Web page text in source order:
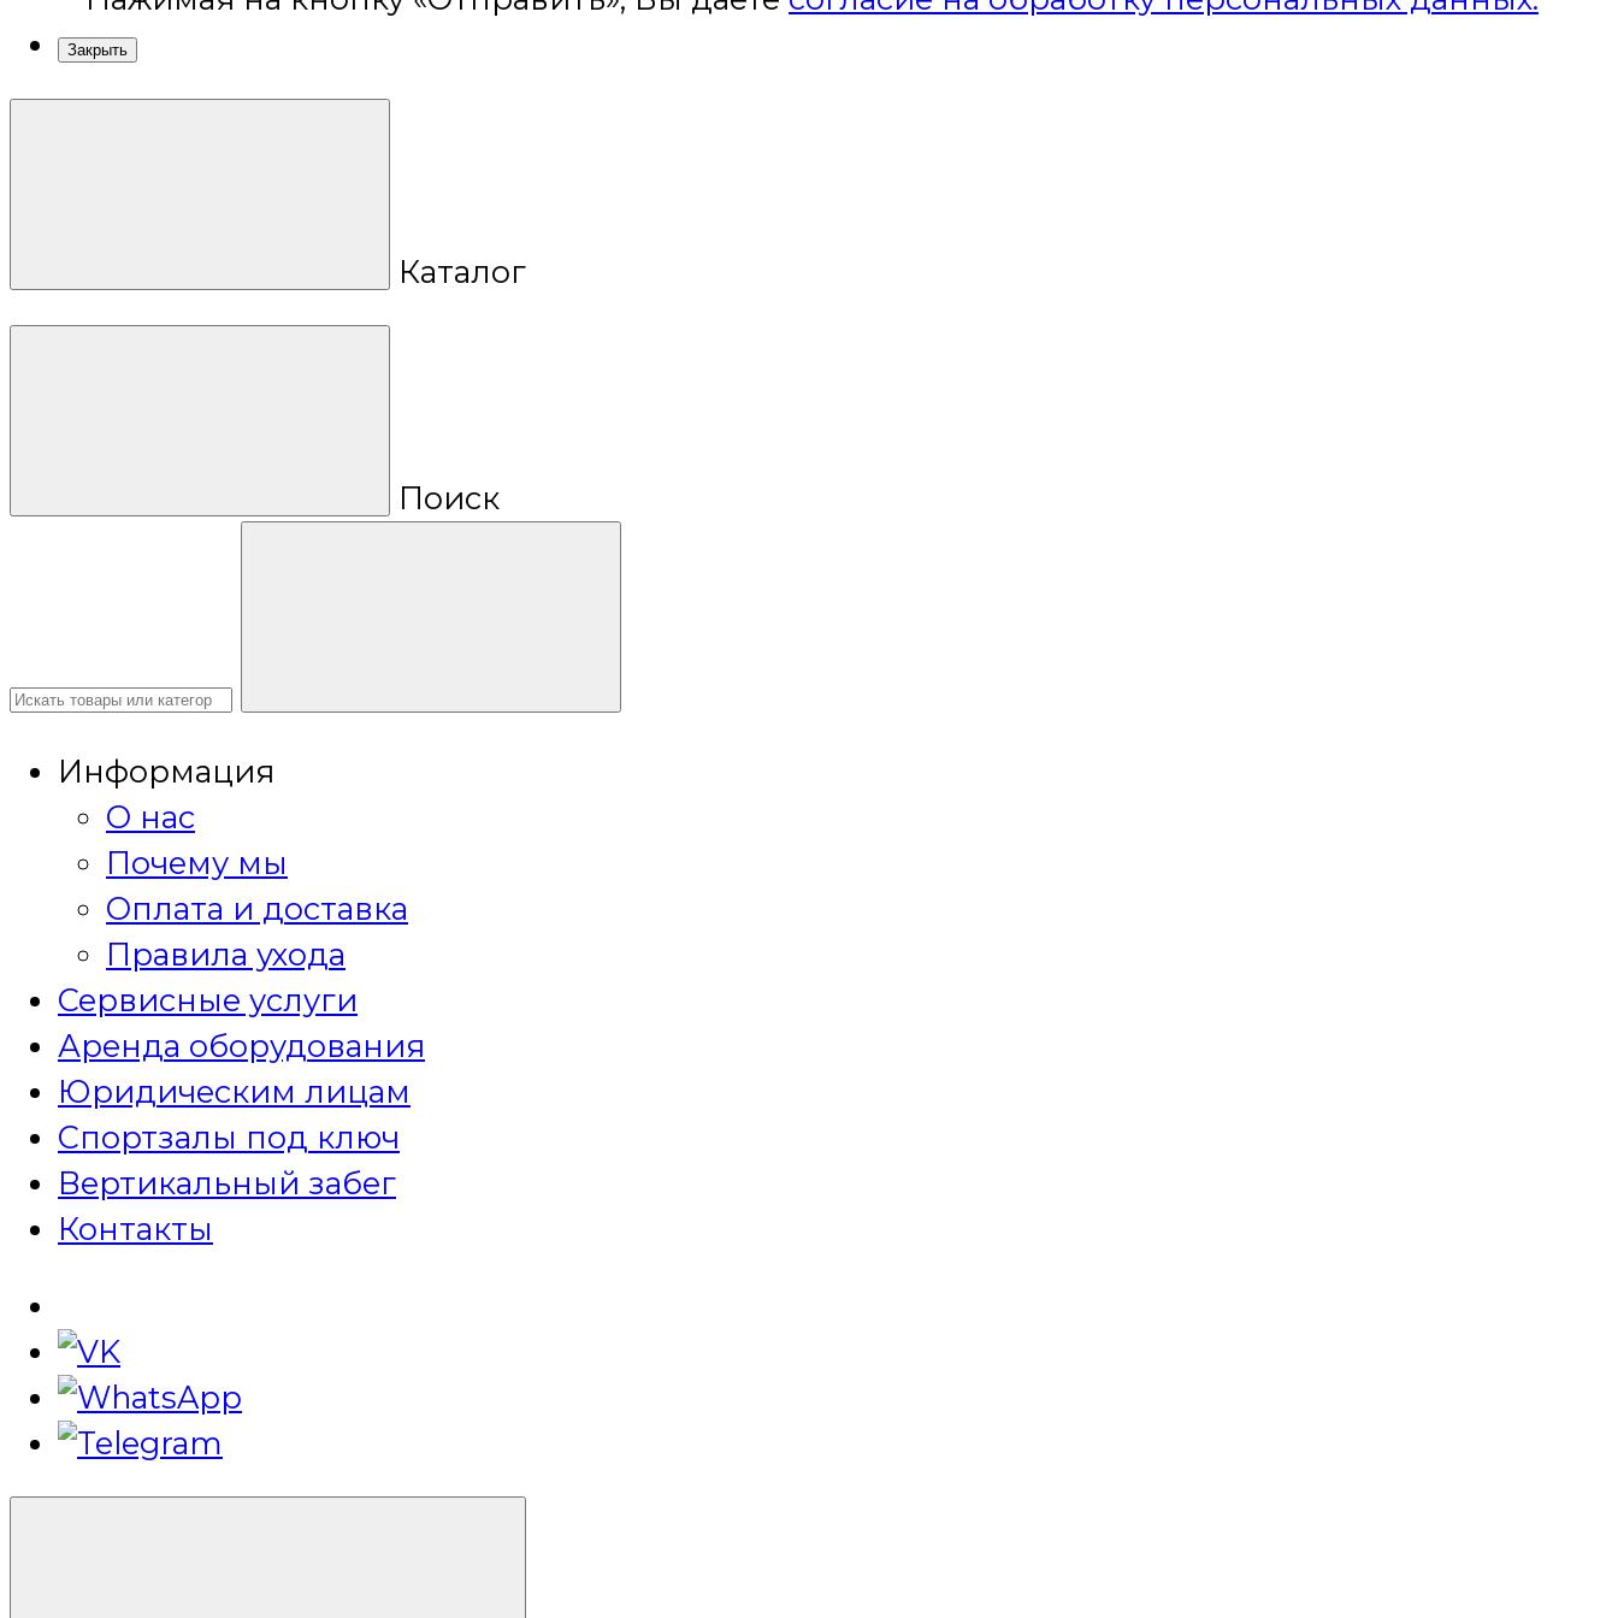
Закрыть
Каталог
Поиск
Информация
О нас
Почему мы
Оплата и доставка
Правила ухода
Сервисные услуги
Аренда оборудования
Юридическим лицам
Спортзалы под ключ
Вертикальный забег
Контакты